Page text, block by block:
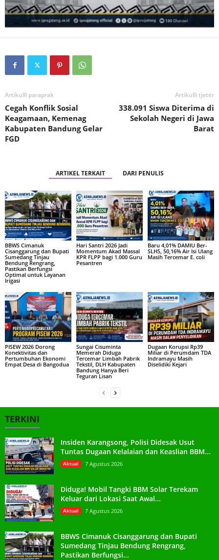
Artikulli paraprak
Cegah Konflik Sosial
Keagamaan, Kemenag
Kabupaten Bandung Gelar
FGD
Artikulli tjetër
338.091 Siswa Diterima di
Sekolah Negeri di Jawa
Barat
ARTIKEL TERKAIT DARI PENULIS
BBWS Cimanuk
Cisanggarung dan Bupati
Sumedang Tinjau
Bendung Rengrang,
Pastikan Berfungsi
Optimal untuk Layanan
Irigasi
Hari Santri 2026 Jadi
Momentum Akad Massal
KPR FLPP bagi 1.000 Guru
Pesantren
Baru 4,01% DAMIU Ber-
SLHS, 50,16% Air Isi Ulang
Masih Tercemar E. coli
PISEW 2026 Dorong
Konektivitas dan
Pertumbuhan Ekonomi
Empat Desa di Bangodua
Sungai Cisuminta
Memerah Diduga
Tercemar Limbah Pabrik
Tekstil, DLH Kabupaten
Bandung Hanya Beri
Teguran Lisan
Dugaan Korupsi Rp39
Miliar di Perumdam TDA
Indramayu Masih
Diselidiki Kejari
TERKINI
Insiden Karangsong, Polisi Didesak Usut
Tuntas Dugaan Kelalaian dan Keaslian BBM...
Aktual 7 Agustus 2026
Diduga! Mobil Tangki BBM Solar Terekam
Keluar dari Lokasi Saat Awal...
Aktual 7 Agustus 2026
BBWS Cimanuk Cisanggarung dan Bupati
Sumedang Tinjau Bendung Rengrang,
Pastikan Berfungsi...